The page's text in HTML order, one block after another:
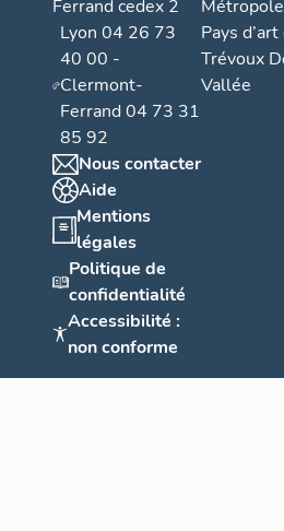
Ferrand cedex 2
Lyon 04 26 73
40 00 -
Clermont-
Ferrand 04 73 31
85 92
Nous contacter
Aide
Mentions
légales
Politique de
confidentialité
Accessibilité :
non conforme
Métropole
Pays
Trévoux
Vallée